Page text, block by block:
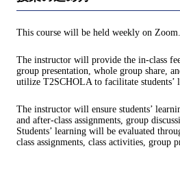
This course will be held weekly on Zoom.
The instructor will provide the in-class
group presentation, whole group share,
utilize T2SCHOLA to facilitate students’
The instructor will ensure students’
and after-class assignments, group
Students’ learning will be evaluated
class assignments, class activities, group